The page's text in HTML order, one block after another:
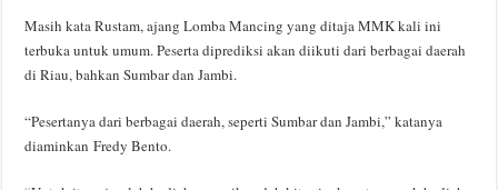
Masih kata Rustam, ajang Lomba Mancing yang ditaja MMK kali ini
terbuka untuk umum. Peserta diprediksi akan diikuti dari berbagai daerah
di Riau, bahkan Sumbar dan Jambi.
“Pesertanya dari berbagai daerah, seperti Sumbar dan Jambi,” katanya
diaminkan Fredy Bento.